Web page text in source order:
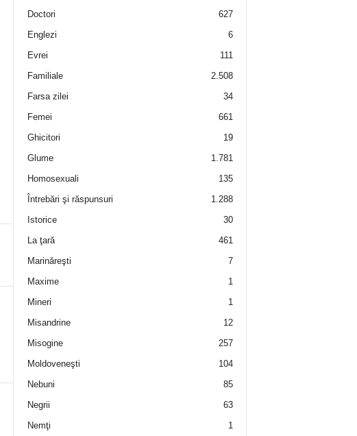
Doctori
627
Englezi
6
Evrei
111
Familiale
2.508
Farsa zilei
34
Femei
661
Ghicitori
19
Glume
1.781
Homosexuali
135
Întrebări şi răspunsuri
1.288
Istorice
30
La ţară
461
Marinăreşti
7
Maxime
1
Mineri
1
Misandrine
12
Misogine
257
Moldoveneşti
104
Nebuni
85
Negrii
63
Nemţi
1